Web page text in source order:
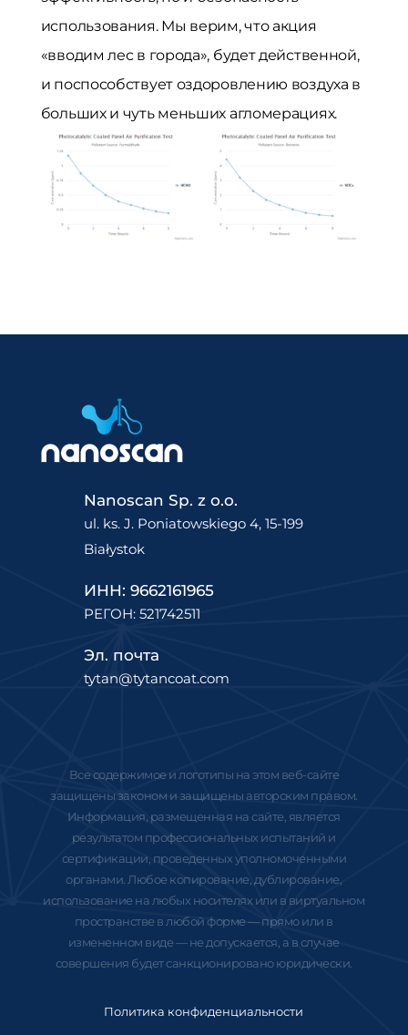
использования. Мы верим, что акция
«вводим лес в города», будет действенной,
и поспособствует оздоровлению воздуха в
больших и чуть меньших агломерациях.
Nanoscan Sp. z o.o.
ul. ks. J. Poniatowskiego 4, 15-199
Białystok
ИНН: 9662161965
РЕГОН: 521742511
Эл. почта
tytan@tytancoat.com
Все содержимое и логотипы на этом веб-сайте
защищены законом и защищены авторским правом.
Информация, размещенная на сайте, является
результатом профессиональных испытаний и
сертификации, проведенных уполномоченными
органами. Любое копирование, дублирование,
использование на любых носителях или в виртуальном
пространстве в любой форме — прямо или в
измененном виде — не допускается, а в случае
совершения будет санкционировано юридически.
Политика конфиденциальности